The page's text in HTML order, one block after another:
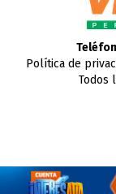
Política de
Todos